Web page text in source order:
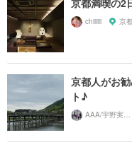
京都満喫の2
chiiiiii 京
京都人がお
ト♪
AAA/宇野実彩子推し